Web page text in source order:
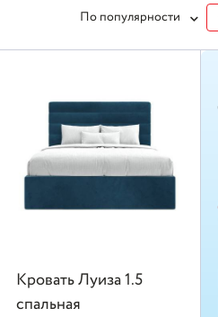
По популярности
Кровать Луиза 1.5
спальная